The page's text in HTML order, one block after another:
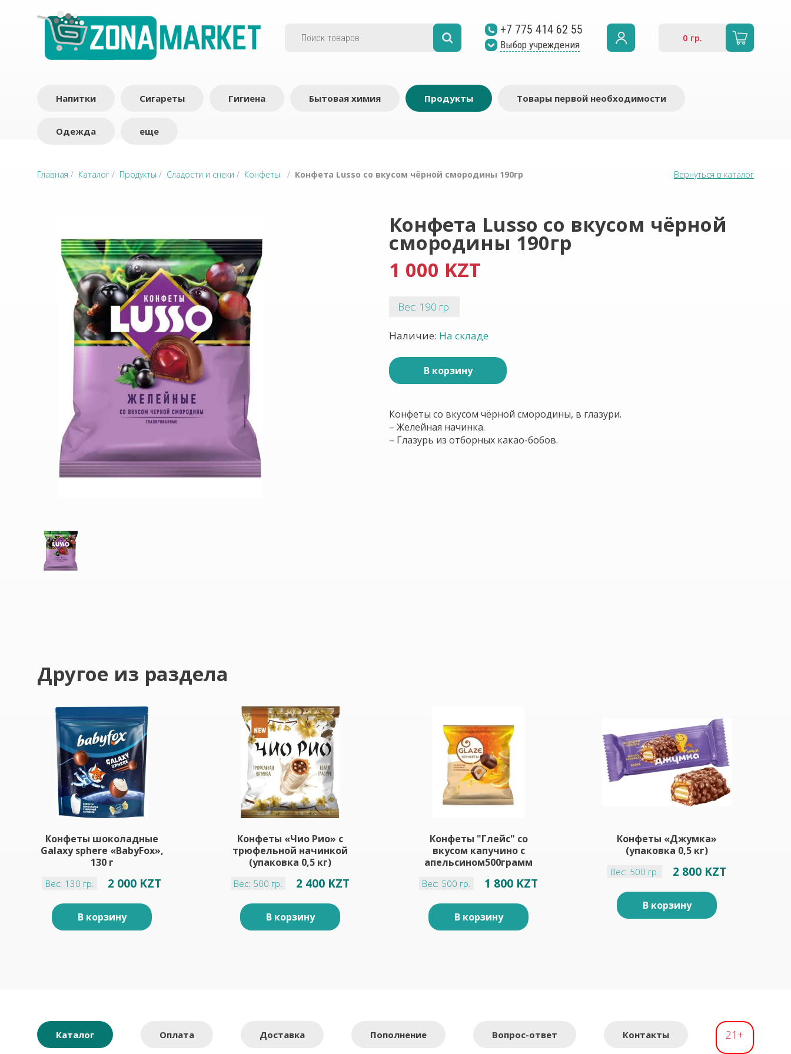
+7 775 414 62 55
Выбор учреждения
0 гр.
Напитки Сигареты Гигиена Бытовая химия Продукты Товары первой необходимости
Одежда еще
Главная / Каталог / Продукты / Сладости и снеки / Конфеты / Конфета Lusso со вкусом чёрной смородины 190гр Вернуться в каталог
Конфета Lusso со вкусом чёрной
смородины 190гр
1 000 KZT
Вес: 190 гр.
Наличие: На складе
В корзину
Конфеты со вкусом чёрной смородины, в глазури.
– Желейная начинка.
– Глазурь из отборных какао-бобов.
Другое из раздела
Конфеты шоколадные
Galaxy sphere «BabyFox»,
130 г
Вес: 130 гр. 2 000 KZT
В корзину
Конфеты «Чио Рио» с
трюфельной начинкой
(упаковка 0,5 кг)
Вес: 500 гр. 2 400 KZT
В корзину
Конфеты "Глейс" со
вкусом капучино с
апельсином500грамм
Вес: 500 гр. 1 800 KZT
В корзину
Конфеты «Джумка»
(упаковка 0,5 кг)
Вес: 500 гр. 2 800 KZT
В корзину
Каталог Оплата Доставка Пополнение Вопрос-ответ Контакты 21+